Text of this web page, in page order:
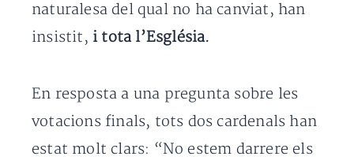
naturalesa del qual no ha canviat, han
insistit, i tota l’Església.
En resposta a una pregunta sobre les
votacions finals, tots dos cardenals han
estat molt clars: “No estem darrere els